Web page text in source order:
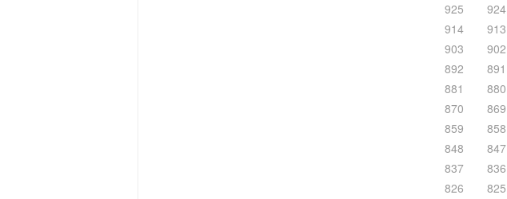
925
924
914
913
903
902
892
891
881
880
870
869
859
858
848
847
837
836
826
825